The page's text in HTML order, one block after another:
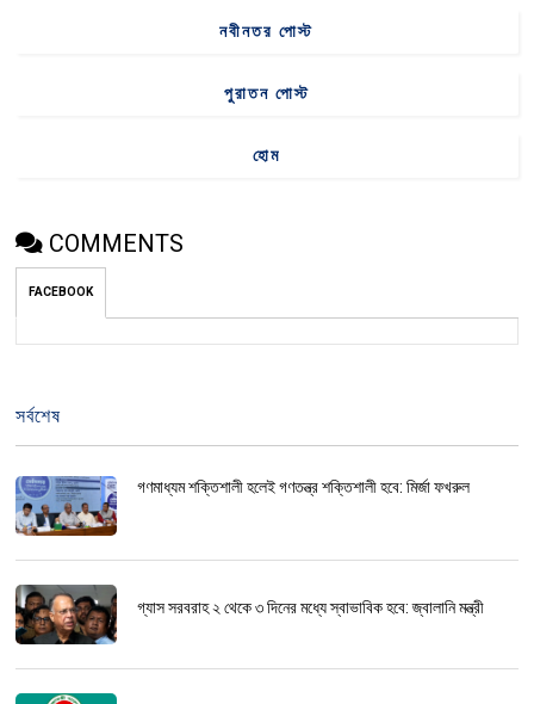
নবীনতর পোস্ট
পুরাতন পোস্ট
হোম
COMMENTS
FACEBOOK
সর্বশেষ
গণমাধ্যম শক্তিশালী হলেই গণতন্ত্র শক্তিশালী হবে: মির্জা ফখরুল
গ্যাস সরবরাহ ২ থেকে ৩ দিনের মধ্যে স্বাভাবিক হবে: জ্বালানি মন্ত্রী